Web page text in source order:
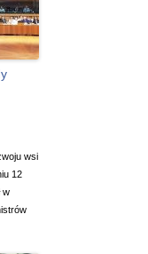
wsi
12
w